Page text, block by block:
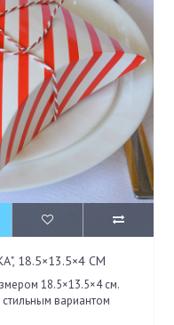
18.5×13.5×4 СМ
18.5×13.5×4 см.
вариантом